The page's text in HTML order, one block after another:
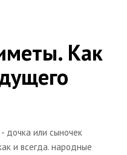
Как
дочка или сыночек
и всегда. народные